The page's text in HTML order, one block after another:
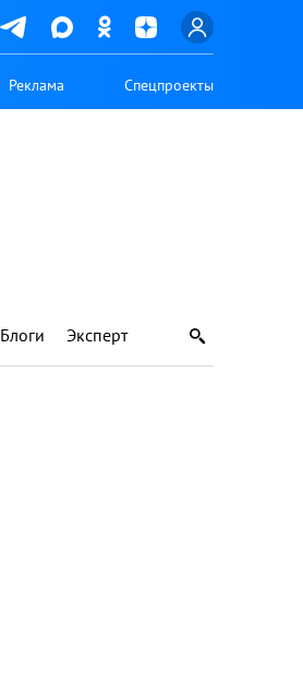
Реклама Спецпроекты
Блоги Эксперт